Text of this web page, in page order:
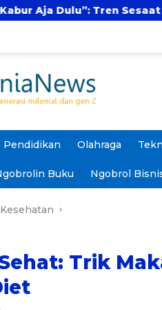
Sesaat atau Langkah
Pendidikan Olahraga
Buku Ngobrol
Kesehatan
Trik